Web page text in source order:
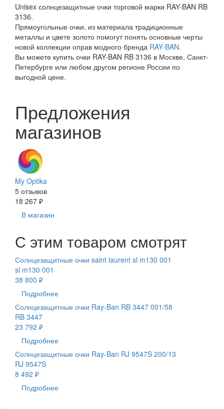
Unisex солнцезащитные очки торговой марки RAY-BAN RB
3136.
Прямоугольные очки, из материала традиционные
металлы и цвете золото помогут понять основные черты
новой коллекции оправ модного бренда RAY-BAN.
Вы можете купить очки RAY-BAN RB 3136 в Москве, Санкт-
Петербурге или любом другом регионе России по
выгодной цене.
Предложения
магазинов
My Optika
5 отзывов
18 267 ₽
В магазин
С этим товаром смотрят
Солнцезащитные очки saint laurent sl m130 001
sl m130 001
38 800 ₽
Подробнее
Солнцезащитные очки Ray-Ban RB 3447 001/58
RB 3447
23 792 ₽
Подробнее
Солнцезащитные очки Ray-Ban RJ 9547S 200/13
RJ 9547S
8 492 ₽
Подробнее